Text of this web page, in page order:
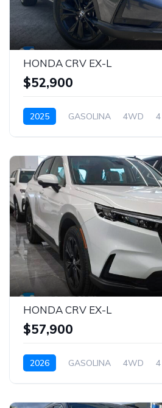
HONDA CRV EX-L
$52,900
2025 GASOLINA 4WD 4
HONDA CRV EX-L
$57,900
2026 GASOLINA 4WD 4